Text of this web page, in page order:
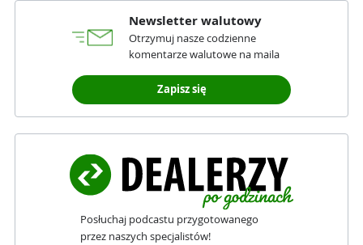
Newsletter walutowy
Otrzymuj nasze codzienne
komentarze walutowe na maila
Zapisz się
Posłuchaj podcastu przygotowanego
przez naszych specjalistów!